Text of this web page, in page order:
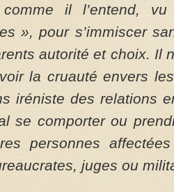
comme il l’entend,
», pour s’immiscer
autorité et choix. Il
la cruauté envers
iréniste des relations
se comporter ou
personnes
juges ou